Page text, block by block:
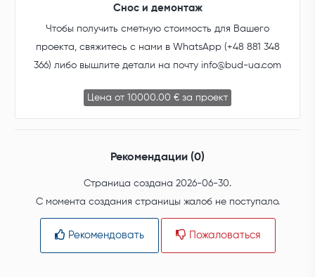
Снос и демонтаж
Чтобы получить сметную стоимость для Вашего
проекта, свяжитесь с нами в WhatsApp (+48 881 348
366) либо вышлите детали на почту info@bud-ua.com
Цена от 10000.00 € за проект
Рекомендации (0)
Страница создана 2026-06-30.
С момента создания страницы жалоб не поступало.
Рекомендовать Пожаловаться